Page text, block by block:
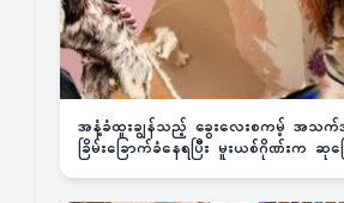
အနံ့ခံထူးချွန်သည့် ခွေးလေးစကမ့် အသက်အ
ခြိမ်းခြောက်ခံနေရပြီး မူးယစ်ဂိုဏ်းက ဆု